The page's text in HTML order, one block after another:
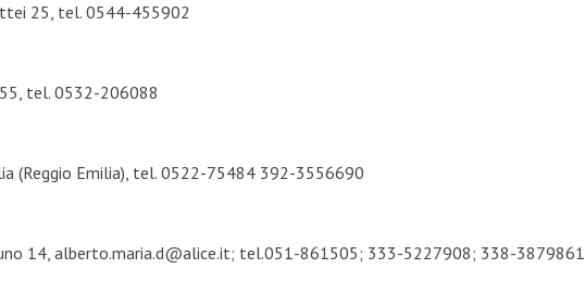
25, tel. 0544-455902
tel. 0532-206088
(Reggio Emilia), tel. 0522-75484 392-3556690
14, alberto.maria.d@alice.it; tel.051-861505; 333-5227908; 338-3879861